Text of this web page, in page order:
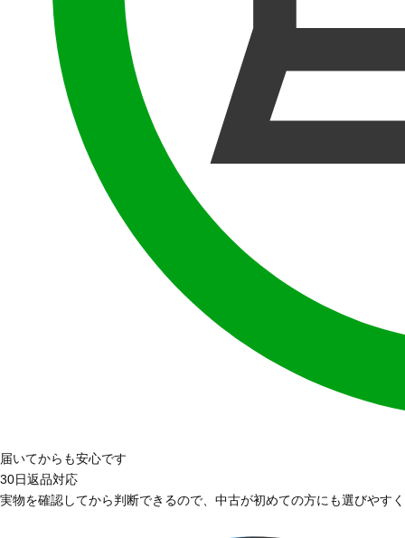
届いてからも安心です
30日返品対応
実物を確認してから判断できるので、中古が初めての方にも選びやす